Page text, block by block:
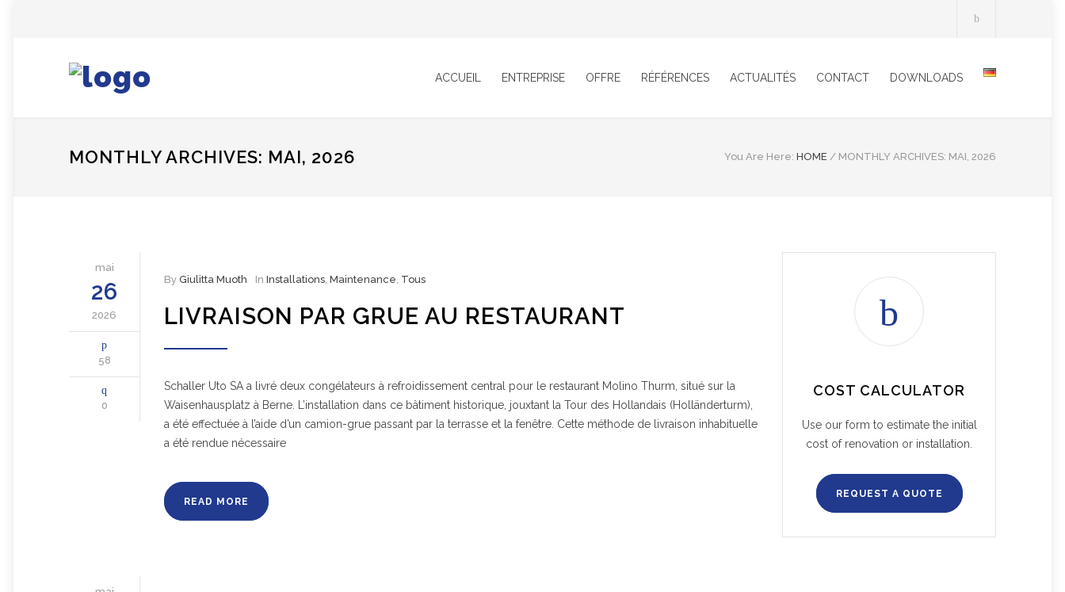
ACCUEIL ENTREPRISE OFFRE RÉFÉRENCES ACTUALITÉS CONTACT DOWNLOADS
MONTHLY ARCHIVES: MAI, 2026 You Are Here: HOME / MONTHLY ARCHIVES: MAI, 2026
mai
26
2026
58
0
By Giulitta Muoth In Installations, Maintenance, Tous
LIVRAISON PAR GRUE AU RESTAURANT
Schaller Uto SA a livré deux congélateurs à refroidissement central pour le restaurant Molino Thurm, situé sur la
Waisenhausplatz à Berne. L’installation dans ce bâtiment historique, jouxtant la Tour des Hollandais (Holländerturm),
a été effectuée à l’aide d’un camion-grue passant par la terrasse et la fenêtre. Cette méthode de livraison inhabituelle
a été rendue nécessaire
READ MORE
COST CALCULATOR
Use our form to estimate the initial
cost of renovation or installation.
REQUEST A QUOTE